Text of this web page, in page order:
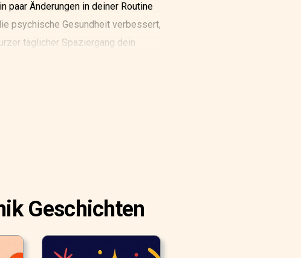
paar Änderungen in deiner Routine
psychische Gesundheit verbessert,
täglicher Spaziergang dein
sein.
Geschichten